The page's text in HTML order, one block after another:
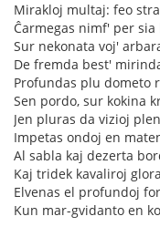
Mirakloj multaj: feo
Ĉarmegas nimf' per sia
Sur nekonata voj'
De fremda best'
Profundas plu dometo
Sen pordo, sur kokina
Jen pluras da vizioj
Impetas ondoj en
Al sabla kaj dezerta
Kaj tridek kavaliroj
Elvenas el profundoj
Kun mar-gvidanto en